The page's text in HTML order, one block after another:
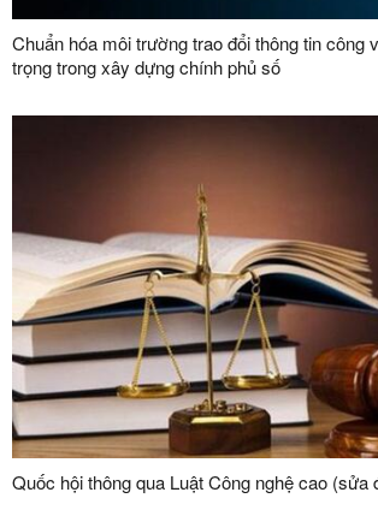
Chuẩn hóa môi trường trao đổi thông tin công
trọng trong xây dựng chính phủ số
Quốc hội thông qua Luật Công nghệ cao (sửa